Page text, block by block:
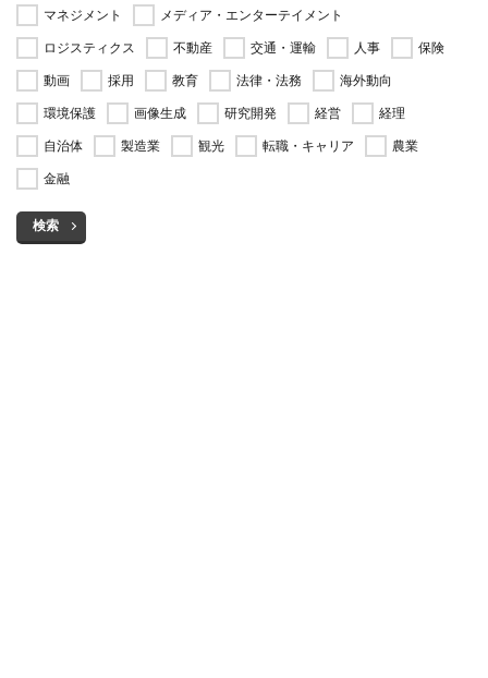
マネジメント
メディア・エンターテイメント
ロジスティクス
不動産 交通・運輸 人事
保険
動画
採用 教育 法律・法務
海外動向
環境保護
画像生成 研究開発 経営
経理
自治体
製造業 観光 転職・キャリア
農業
金融
検索